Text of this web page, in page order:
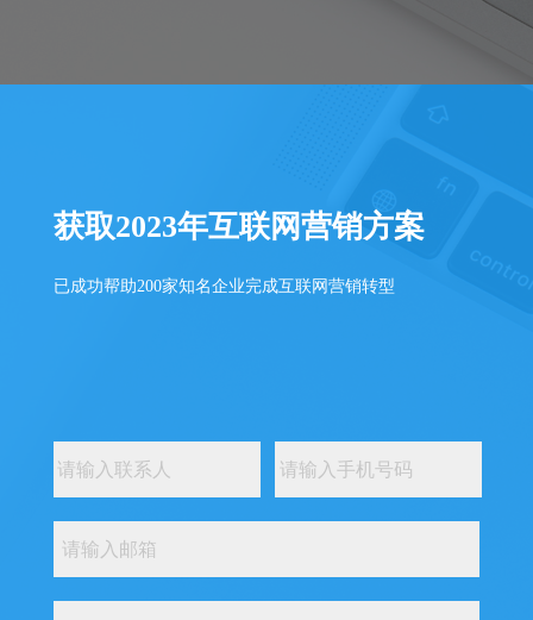
获取2023年互联网营销方案
已成功帮助200家知名企业完成互联网营销转型